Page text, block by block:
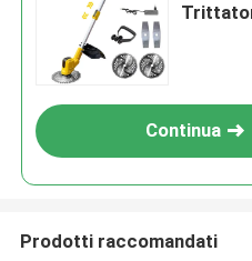
Continua
Prodotti raccomandati